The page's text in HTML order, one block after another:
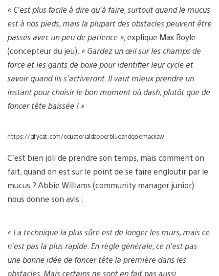
« C’est plus facile à dire qu’à faire, surtout quand le mucus
est à nos pieds, mais la plupart des obstacles peuvent être
passés avec un peu de patience », explique Max Boyle
(concepteur du jeu). « Gardez un œil sur les champs de
force et les gants de boxe pour identifier leur cycle et
savoir quand ils s’activeront. Il vaut mieux prendre un
instant pour choisir le bon moment où dash, plutôt que de
foncer tête baissée ! »
https://gfycat.com/equatorialdapperblueandgoldmackaw
C’est bien joli de prendre son temps, mais comment on
fait, quand on est sur le point de se faire engloutir par le
mucus ? Abbie Williams (community manager junior)
nous donne son avis :
« La technique la plus sûre est de longer les murs, mais ce
n’est pas la plus rapide. En règle générale, ce n’est pas
une bonne idée de foncer tête la première dans les
obstacles. Mais certains ne sont en fait pas aussi